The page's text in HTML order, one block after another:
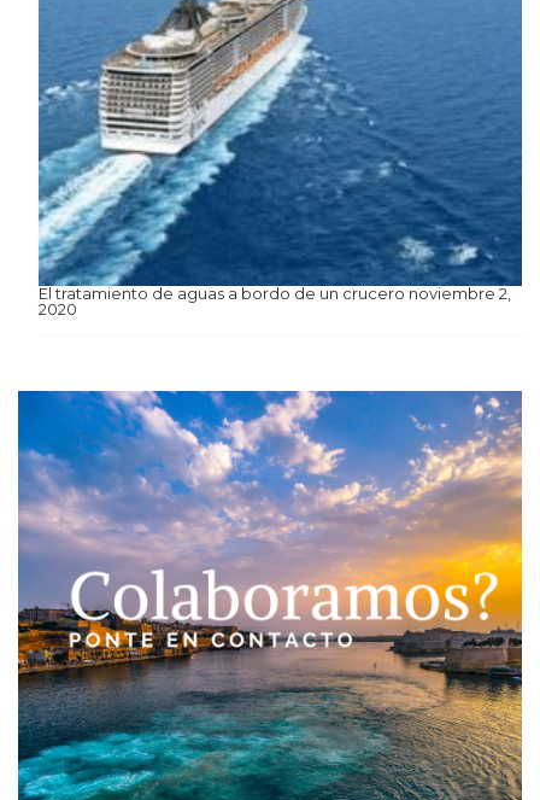
El tratamiento de aguas a bordo de un crucero noviembre 2,
2020